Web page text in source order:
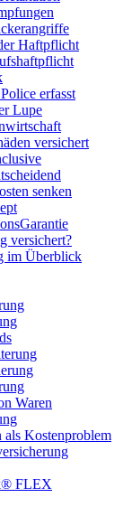
Haftpflicht
erfasst
Lupe
versichert
senken
versichert?
im Überblick
Waren
als Kostenproblem
FLEX